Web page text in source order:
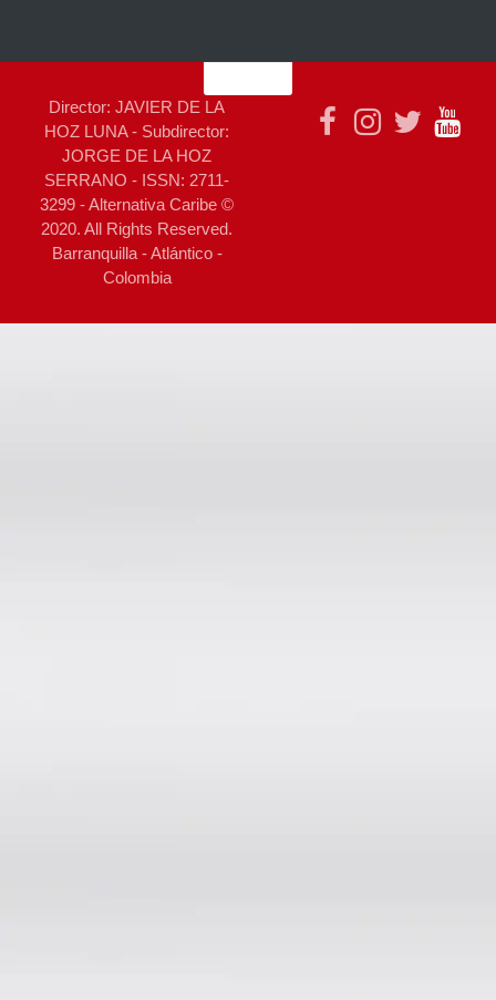
Director: JAVIER DE LA
HOZ LUNA - Subdirector:
JORGE DE LA HOZ
SERRANO - ISSN: 2711-
3299 - Alternativa Caribe ©
2020. All Rights Reserved.
Barranquilla - Atlántico -
Colombia